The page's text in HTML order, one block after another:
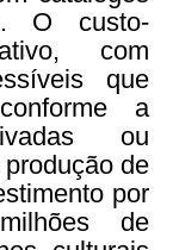
O custo-
com
que
a
ou
de
por
de